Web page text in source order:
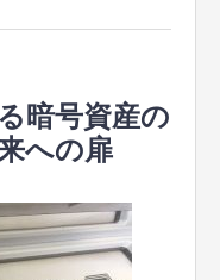
暗号資産の
への扉